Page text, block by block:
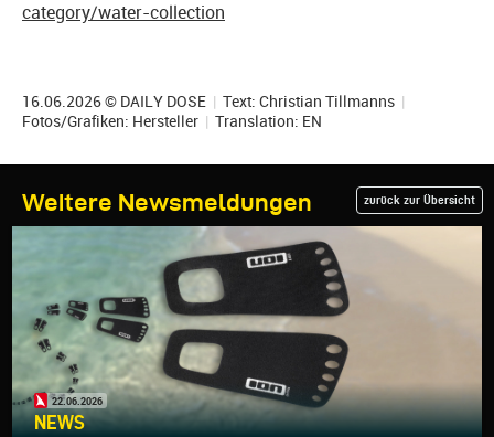
category/water-collection
16.06.2026 © DAILY DOSE | Text: Christian Tillmanns |
Fotos/Grafiken: Hersteller | Translation: EN
Weitere Newsmeldungen zurück zur Übersicht
22.06.2026
NEWS